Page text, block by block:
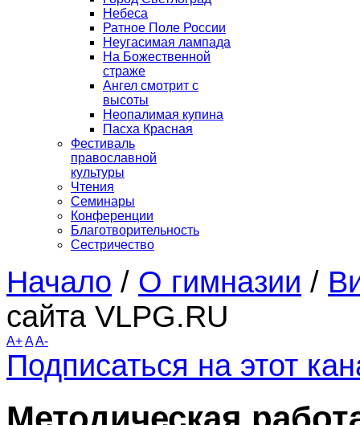
Небеса
Ратное Поле России
Неугасимая лампада
На Божественной
страже
Ангел смотрит с
высоты
Неопалимая купина
Пасха Красная
Фестиваль
православной
культуры
Чтения
Семинары
Конференции
Благотворительность
Сестричество
Начало / О гимназии /
сайта VLPG.RU
A+AA-
Подписаться на этот